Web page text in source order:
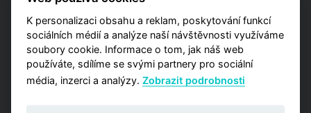
K personalizaci obsahu a reklam, poskytování funkcí
sociálních médií a analýze naší návštěvnosti využíváme
soubory cookie. Informace o tom, jak náš web
používáte, sdílíme se svými partnery pro sociální
média, inzerci a analýzy.Zobrazit podrobnosti